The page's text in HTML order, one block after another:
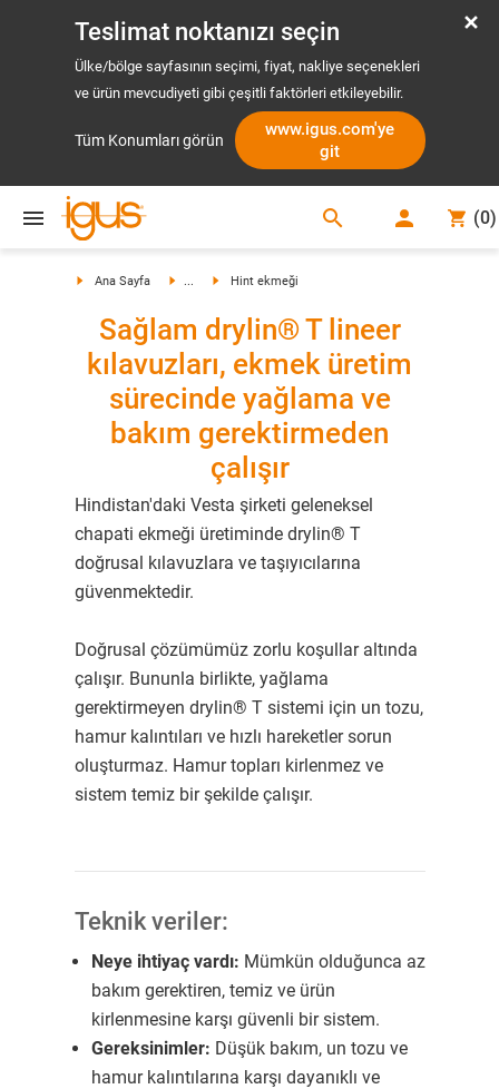
Teslimat noktanızı seçin
Ülke/bölge sayfasının seçimi, fiyat, nakliye seçenekleri
ve ürün mevcudiyeti gibi çeşitli faktörleri etkileyebilir.
Tüm Konumları görün
www.igus.com'ye
git
search (0)
Ana Sayfa ... Hint ekmeği
Sağlam drylin® T lineer
kılavuzları, ekmek üretim
sürecinde yağlama ve
bakım gerektirmeden
çalışır
Hindistan'daki Vesta şirketi geleneksel
chapati ekmeği üretiminde drylin® T
doğrusal kılavuzlara ve taşıyıcılarına
güvenmektedir.
Doğrusal çözümümüz zorlu koşullar altında
çalışır. Bununla birlikte, yağlama
gerektirmeyen drylin® T sistemi için un tozu,
hamur kalıntıları ve hızlı hareketler sorun
oluşturmaz. Hamur topları kirlenmez ve
sistem temiz bir şekilde çalışır.
Teknik veriler:
Neye ihtiyaç vardı: Mümkün olduğunca az
bakım gerektiren, temiz ve ürün
kirlenmesine karşı güvenli bir sistem.
Gereksinimler: Düşük bakım, un tozu ve
hamur kalıntılarına karşı dayanıklı ve